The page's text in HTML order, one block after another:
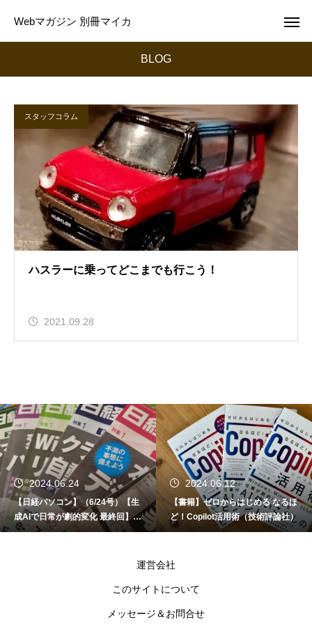
Webマガジン 別冊マイカ
BLOG
スタッフコラム
ハスラーに乗ってどこまでも行こう！
2021.09.28
2024.06.24
【日経パソコン】（6/24号）【生
成AIで日常が劇的変化 最終回】 A
I時代のアプリケーション／サービ
2024.06.12
【書籍】ゼロからはじめる なるほ
ど！Copilot活用術（技術評論社）
運営会社
このサイトについて
メッセージ＆お問合せ